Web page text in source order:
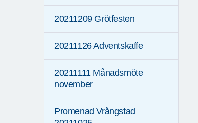
20211209 Grötfesten
20211126 Adventskaffe
20211111 Månadsmöte
november
Promenad Vrångstad